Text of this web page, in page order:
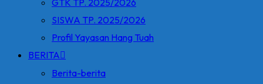
GTK TP. 2025/2026
SISWA TP. 2025/2026
Profil Yayasan Hang Tuah
BERITA
Berita-berita